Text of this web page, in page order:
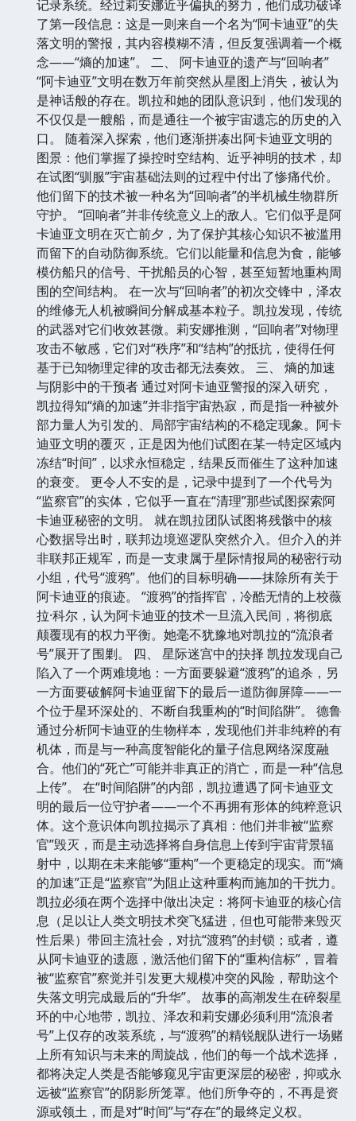
记录系统。经过莉安娜近乎偏执的努力，他们成功破译
了第一段信息：这是一则来自一个名为“阿卡迪亚”的失
落文明的警报，其内容模糊不清，但反复强调着一个概
念——“熵的加速”。 二、 阿卡迪亚的遗产与“回响者”
“阿卡迪亚”文明在数万年前突然从星图上消失，被认为
是神话般的存在。凯拉和她的团队意识到，他们发现的
不仅仅是一艘船，而是通往一个被宇宙遗忘的历史的入
口。 随着深入探索，他们逐渐拼凑出阿卡迪亚文明的
图景：他们掌握了操控时空结构、近乎神明的技术，却
在试图“驯服”宇宙基础法则的过程中付出了惨痛代价。
他们留下的技术被一种名为“回响者”的半机械生物群所
守护。 “回响者”并非传统意义上的敌人。它们似乎是阿
卡迪亚文明在灭亡前夕，为了保护其核心知识不被滥用
而留下的自动防御系统。它们以能量和信息为食，能够
模仿船只的信号、干扰船员的心智，甚至短暂地重构周
围的空间结构。 在一次与“回响者”的初次交锋中，泽农
的维修无人机被瞬间分解成基本粒子。凯拉发现，传统
的武器对它们收效甚微。莉安娜推测，“回响者”对物理
攻击不敏感，它们对“秩序”和“结构”的抵抗，使得任何
基于已知物理定律的攻击都无法奏效。 三、 熵的加速
与阴影中的干预者 通过对阿卡迪亚警报的深入研究，
凯拉得知“熵的加速”并非指宇宙热寂，而是指一种被外
部力量人为引发的、局部宇宙结构的不稳定现象。阿卡
迪亚文明的覆灭，正是因为他们试图在某一特定区域内
冻结“时间”，以求永恒稳定，结果反而催生了这种加速
的衰变。 更令人不安的是，记录中提到了一个代号为
“监察官”的实体，它似乎一直在“清理”那些试图探索阿
卡迪亚秘密的文明。 就在凯拉团队试图将残骸中的核
心数据导出时，联邦边境巡逻队突然介入。但介入的并
非联邦正规军，而是一支隶属于星际情报局的秘密行动
小组，代号“渡鸦”。他们的目标明确——抹除所有关于
阿卡迪亚的痕迹。 “渡鸦”的指挥官，冷酷无情的上校薇
拉·科尔，认为阿卡迪亚的技术一旦流入民间，将彻底
颠覆现有的权力平衡。她毫不犹豫地对凯拉的“流浪者
号”展开了围剿。 四、 星际迷宫中的抉择 凯拉发现自己
陷入了一个两难境地：一方面要躲避“渡鸦”的追杀，另
一方面要破解阿卡迪亚留下的最后一道防御屏障——一
个位于星环深处的、不断自我重构的“时间陷阱”。 德鲁
通过分析阿卡迪亚的生物样本，发现他们并非纯粹的有
机体，而是与一种高度智能化的量子信息网络深度融
合。他们的“死亡”可能并非真正的消亡，而是一种“信息
上传”。 在“时间陷阱”的内部，凯拉遭遇了阿卡迪亚文
明的最后一位守护者——一个不再拥有形体的纯粹意识
体。这个意识体向凯拉揭示了真相：他们并非被“监察
官”毁灭，而是主动选择将自身信息上传到宇宙背景辐
射中，以期在未来能够“重构”一个更稳定的现实。而“熵
的加速”正是“监察官”为阻止这种重构而施加的干扰力。
凯拉必须在两个选择中做出决定：将阿卡迪亚的核心信
息（足以让人类文明技术突飞猛进，但也可能带来毁灭
性后果）带回主流社会，对抗“渡鸦”的封锁；或者，遵
从阿卡迪亚的遗愿，激活他们留下的“重构信标”，冒着
被“监察官”察觉并引发更大规模冲突的风险，帮助这个
失落文明完成最后的“升华”。 故事的高潮发生在碎裂星
环的中心地带，凯拉、泽农和莉安娜必须利用“流浪者
号”上仅存的改装系统，与“渡鸦”的精锐舰队进行一场赌
上所有知识与未来的周旋战，他们的每一个战术选择，
都将决定人类是否能够窥见宇宙更深层的秘密，抑或永
远被“监察官”的阴影所笼罩。他们所争夺的，不再是资
源或领土，而是对“时间”与“存在”的最终定义权。